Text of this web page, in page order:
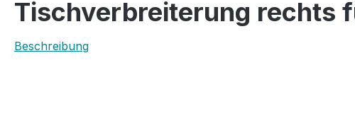
Tischverbreiterung rechts
Beschreibung